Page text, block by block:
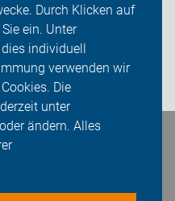
Durch Klicken auf
ein. Unter
individuell
verwenden wir
Die
unter
ändern. Alles